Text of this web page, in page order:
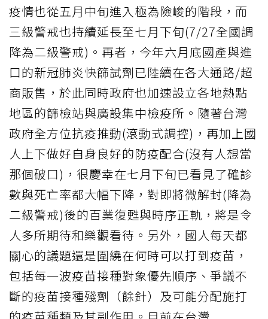
疫情也從五月中旬進入極為險峻的階段，而
三級警戒也持續延長至七月下旬(7/27全國調
降為二級警戒)。再者，今年六月底國產與進
口的新冠肺炎快篩試劑已陸續在各大通路/超
商販售，於此同時政府也加速設立各地熱點
地區的篩檢站與廣設集中檢疫所。隨著台灣
政府全方位抗疫推動(滾動式調控)，再加上國
人上下做好自身良好的防疫配合(沒有人想當
那個破口)，很慶幸在七月下旬已看見了確診
數與死亡率都大幅下降，對即將微解封(降為
二級警戒)後的百業復甦與時序正軌，將是令
人多所期待和樂觀看待。另外，國人每天都
關心的議題還是圍繞在何時可以打到疫苗，
包括每一波疫苗接種對象優先順序、爭議不
斷的疫苗接種殘劑（餘針）及可能分配施打